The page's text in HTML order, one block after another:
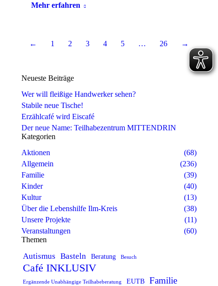
Mehr erfahren
← 1 2 3 4 5 … 26 →
Neueste Beiträge
Wer will fleißige Handwerker sehen?
Stabile neue Tische!
Erzählcafé wird Eiscafé
Der neue Name: Teilhabezentrum MITTENDRIN
Kategorien
Aktionen
(68)
Allgemein
(236)
Familie
(39)
Kinder
(40)
Kultur
(13)
Über die Lebenshilfe Ilm-Kreis
(38)
Unsere Projekte
(11)
Veranstaltungen
(60)
Themen
Autismus Basteln Beratung Besuch
Café INKLUSIV
Ergänzende Unabhängige Teilhabeberatung EUTB Familie